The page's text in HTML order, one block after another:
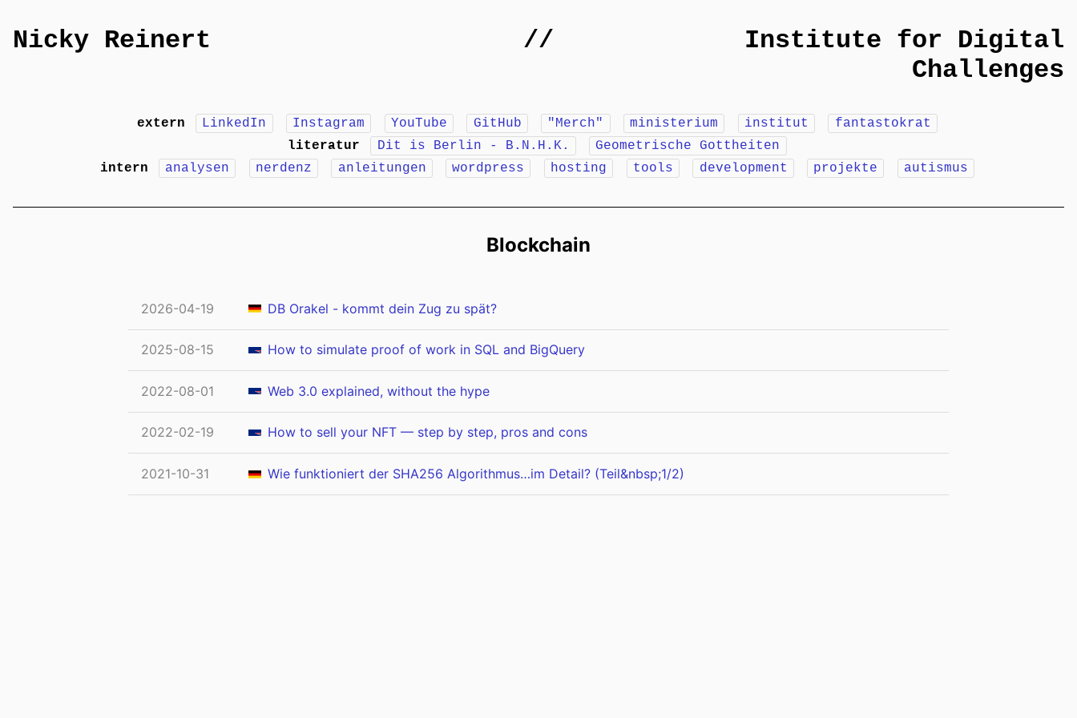
Nicky Reinert //
Institute for Digital
Challenges
extern LinkedIn Instagram YouTube GitHub "Merch" ministerium institut
fantastokrat
literatur
Dit is Berlin - B.N.H.K.
Geometrische Gottheiten
intern
analysen nerdenz anleitungen wordpress hosting tools development projekte autismus
Blockchain
2026-04-19 DB Orakel - kommt dein Zug zu spät?
2025-08-15 How to simulate proof of work in SQL and BigQuery
2022-08-01 Web 3.0 explained, without the hype
2022-02-19 How to sell your NFT — step by step, pros and cons
2021-10-31 Wie funktioniert der SHA256 Algorithmus…im Detail? (Teil&nbsp;1/2)